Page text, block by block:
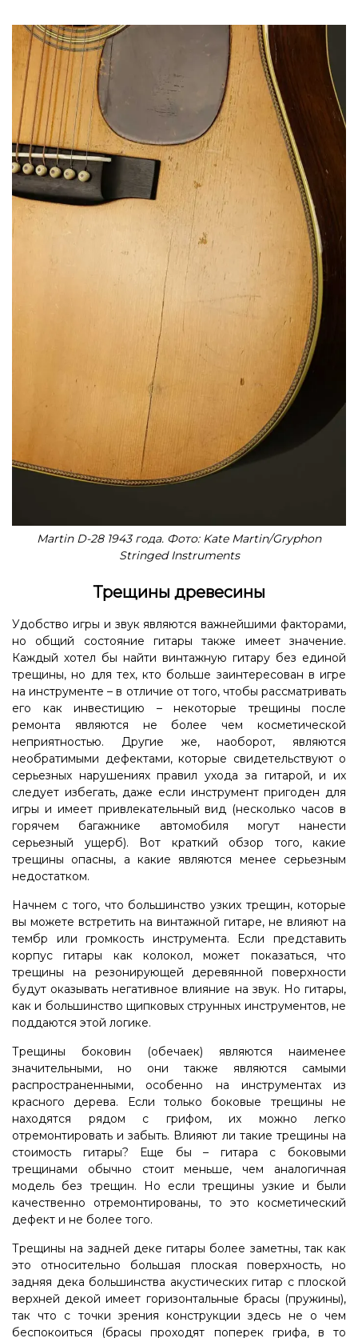
Martin D-28 1943 года. Фото: Kate Martin/Gryphon
Stringed Instruments
Трещины древесины
Удобство игры и звук являются важнейшими факторами,
но общий состояние гитары также имеет значение.
Каждый хотел бы найти винтажную гитару без единой
трещины, но для тех, кто больше заинтересован в игре
на инструменте – в отличие от того, чтобы рассматривать
его как инвестицию – некоторые трещины после
ремонта являются не более чем косметической
неприятностью. Другие же, наоборот, являются
необратимыми дефектами, которые свидетельствуют о
серьезных нарушениях правил ухода за гитарой, и их
следует избегать, даже если инструмент пригоден для
игры и имеет привлекательный вид (несколько часов в
горячем багажнике автомобиля могут нанести
серьезный ущерб). Вот краткий обзор того, какие
трещины опасны, а какие являются менее серьезным
недостатком.
Начнем с того, что большинство узких трещин, которые
вы можете встретить на винтажной гитаре, не влияют на
тембр или громкость инструмента. Если представить
корпус гитары как колокол, может показаться, что
трещины на резонирующей деревянной поверхности
будут оказывать негативное влияние на звук. Но гитары,
как и большинство щипковых струнных инструментов, не
поддаются этой логике.
Трещины боковин (обечаек) являются наименее
значительными, но они также являются самыми
распространенными, особенно на инструментах из
красного дерева. Если только боковые трещины не
находятся рядом с грифом, их можно легко
отремонтировать и забыть. Влияют ли такие трещины на
стоимость гитары? Еще бы – гитара с боковыми
трещинами обычно стоит меньше, чем аналогичная
модель без трещин. Но если трещины узкие и были
качественно отремонтированы, то это косметический
дефект и не более того.
Трещины на задней деке гитары более заметны, так как
это относительно большая плоская поверхность, но
задняя дека большинства акустических гитар с плоской
верхней декой имеет горизонтальные брасы (пружины),
так что с точки зрения конструкции здесь не о чем
беспокоиться (брасы проходят поперек грифа, в то